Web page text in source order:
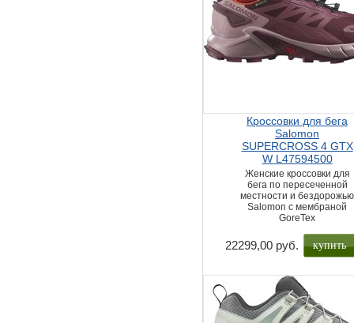
Кроссовки для бега
Salomon
SUPERCROSS 4 GTX
W L47594500
Женские кроссовки для
бега по пересеченной
местности и бездорожью
Salomon с мембраной
GoreTex
22299,00 руб. купить